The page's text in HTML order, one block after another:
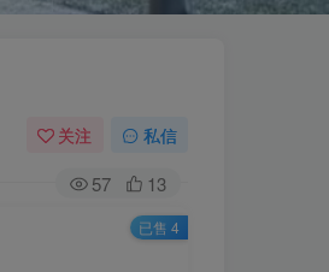
关注 私信
57 13
已售 4